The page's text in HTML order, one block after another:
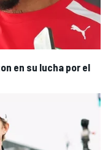
en su lucha por el